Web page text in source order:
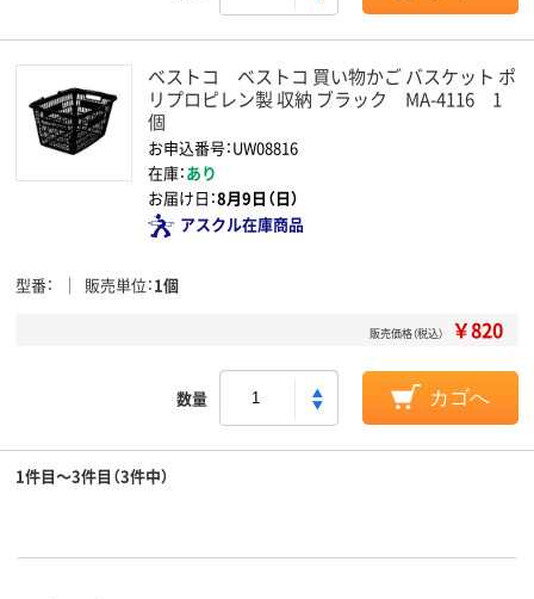
ベストコ ベストコ 買い物かご バスケット ポ
リプロピレン製 収納 ブラック MA-4116 1
個
お申込番号：UW08816
在庫：あり
お届け日：8月9日（日）
アスクル在庫商品
型番 販売単位 1個
販売価格（税込） ￥820
数量 カゴへ
1件目～3件目（3件中）